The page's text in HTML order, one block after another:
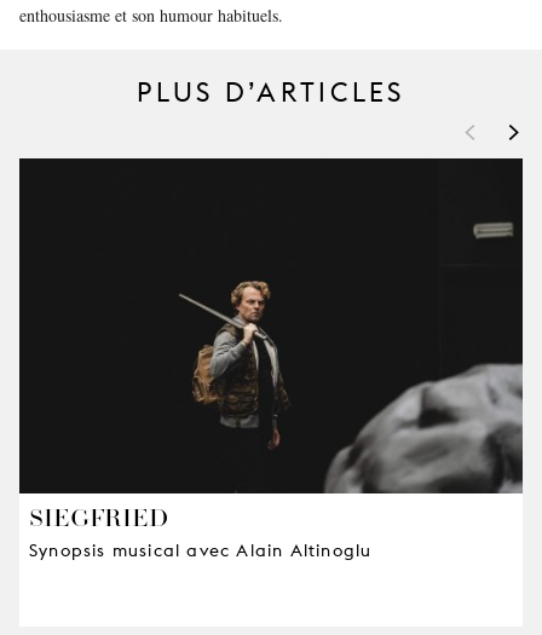
enthousiasme et son humour habituels.
PLUS D’ARTICLES
< >
SIEGFRIED
Synopsis musical avec Alain Altinoglu